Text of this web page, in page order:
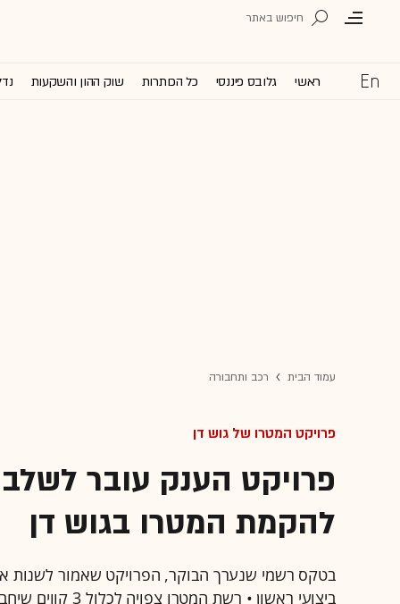
ראשי גלובס פיננסי כל הכותרות שוק ההון והשקעות
עמוד הבית רכב ותחבורה
פרויקט המטרו של גוש דן
פרויקט הענק עובר
להקמת המטרו בגוש דן
בטקס רשמי שנערך הבוקר, הפרויקט שאמור לשנות